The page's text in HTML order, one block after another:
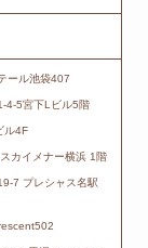
ール池袋407
4-5宮下Lビル5階
ル4F
カイメナー横浜 1階
7 プレシャス名駅